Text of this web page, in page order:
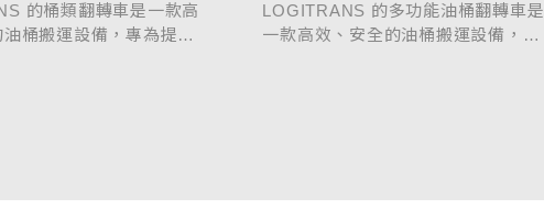
的桶類翻轉車是一款高
桶搬運設備，專為提升
LOGITRANS 的多功能油桶翻轉車是
一款高效、安全的油桶搬運設備，專